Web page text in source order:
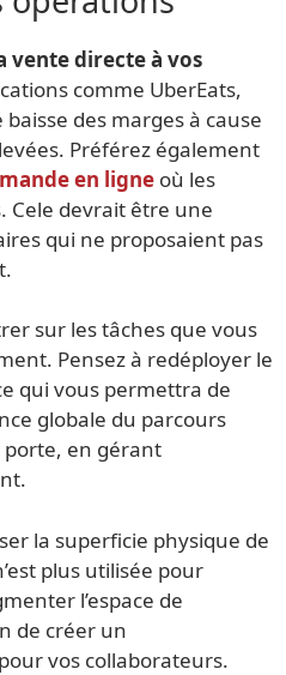
vente directe à vos
comme UberEats,
des marges à cause
Préférez également
en ligne où les
Cele devrait être une
qui ne proposaient pas
sur les tâches que vous
Pensez à redéployer le
qui vous permettra de
globale du parcours
en gérant
la superficie physique de
plus utilisée pour
l’espace de
de créer un
vos collaborateurs.